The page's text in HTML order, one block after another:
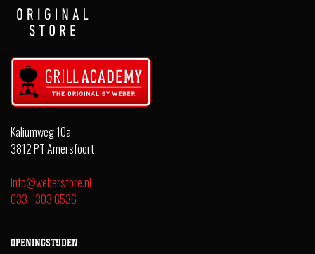
Kaliumweg 10a
3812 PT Amersfoort
info@weberstore.nl
033 - 303 6536
OPENINGSTIJDEN